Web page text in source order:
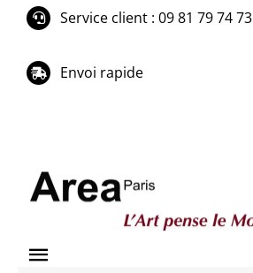
Service client : 09 81 79 74 73
Envoi rapide